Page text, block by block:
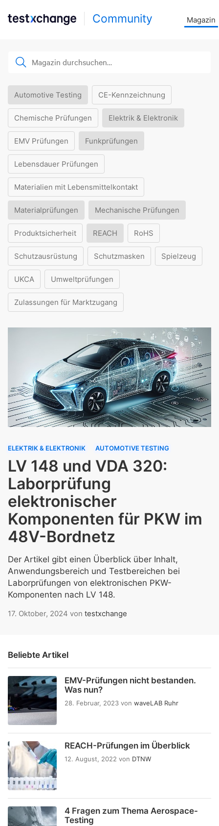
Community Magazin
Automotive Testing CE-Kennzeichnung
Chemische Prüfungen Elektrik & Elektronik
EMV Prüfungen Funkprüfungen
Lebensdauer Prüfungen
Materialien mit Lebensmittelkontakt
Materialprüfungen Mechanische Prüfungen
Produktsicherheit REACH RoHS
Schutzausrüstung Schutzmasken Spielzeug
UKCA Umweltprüfungen
Zulassungen für Marktzugang
ELEKTRIK & ELEKTRONIK AUTOMOTIVE TESTING
LV 148 und VDA 320:
Laborprüfung
elektronischer
Komponenten für PKW im
48V-Bordnetz
Der Artikel gibt einen Überblick über Inhalt,
Anwendungsbereich und Testbereichen bei
Laborprüfungen von elektronischen PKW-
Komponenten nach LV 148.
17. Oktober, 2024 von testxchange
Beliebte Artikel
EMV-Prüfungen nicht bestanden.
Was nun?
28. Februar, 2023 von waveLAB Ruhr
REACH-Prüfungen im Überblick
12. August, 2022 von DTNW
4 Fragen zum Thema Aerospace-
Testing